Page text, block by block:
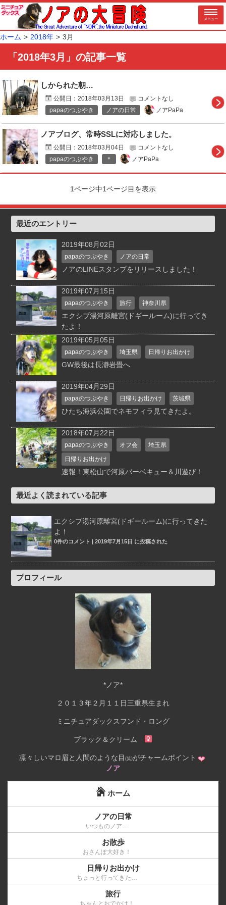
メニュー
ホーム 2018年 3月
「2018年3月」の記事一覧
しかられた朝…
公開日： 2018年03月13日
コメントなし
papaのつぶやき
ノアの日常 ノアPaPa
ノアブログ、常時SSLに対応しました。
公開日： 2018年03月04日
コメントなし
papaのつぶやき
＊ ノアPaPa
1ページ中1ページ目を表示
最近のエントリー
2019年08月02日
papaのつぶやき ノアの日常
ノアのLINEスタンプをリリースしました！
2019年07月15日
papaのつぶやき 旅行 神奈川県
エクシブ湯河原離宮(ドギールーム)に行ってき
たよ！
2019年05月05日
papaのつぶやき 埼玉県 日帰りお出かけ
GW最後は長瀞岩畳へ
2019年04月29日
papaのつぶやき 日帰りお出かけ 茨城県
ひたち海浜公園でネモフィラ見てきたよ。
2018年07月22日
papaのつぶやき オフ会
埼玉県
日帰りお出かけ
速報！東松山で河原バーベキュー＆川遊び！
最近よく読まれている記事
エクシブ湯河原離宮(ドギールーム)に行ってきた
よ！
0件のコメント |2019年7月15日 に投稿された
プロフィール
*ノア*
２０１３年２月１１日三重県生まれ
ミニチュアダックスフンド・ロング
ブラック＆クリーム
凛々しいマロ眉と人間のような目 (笑)がチャームポイント
ノア
ホーム
ノアの日常
いつものノア…
お散歩
おさんぽ大好き！
日帰りお出かけ
ちょっと行ってきた…
旅行
ちゃんとおでかけ！